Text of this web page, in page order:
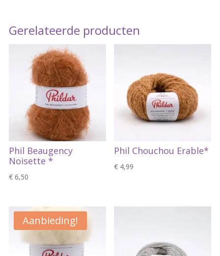
Gerelateerde producten
Phil Beaugency
Noisette *
€6,50
Phil Chouchou Erable*
€ 4,99
Aanbieding!